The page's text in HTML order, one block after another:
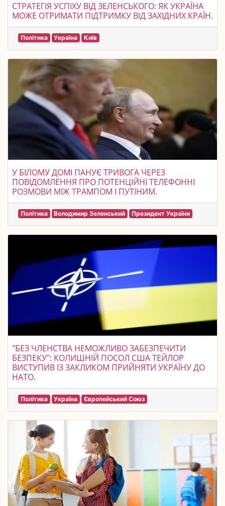
СТРАТЕГІЯ УСПІХУ ВІД ЗЕЛЕНСЬКОГО: ЯК УКРАЇНА
МОЖЕ ОТРИМАТИ ПІДТРИМКУ ВІД ЗАХІДНИХ КРАЇН.
Політика Україна Київ
У БІЛОМУ ДОМІ ПАНУЄ ТРИВОГА ЧЕРЕЗ
ПОВІДОМЛЕННЯ ПРО ПОТЕНЦІЙНІ ТЕЛЕФОННІ
РОЗМОВИ МІЖ ТРАМПОМ І ПУТІНИМ.
Політика Володимир Зеленський Президент України
"БЕЗ ЧЛЕНСТВА НЕМОЖЛИВО ЗАБЕЗПЕЧИТИ
БЕЗПЕКУ": КОЛИШНІЙ ПОСОЛ США ТЕЙЛОР
ВИСТУПИВ ІЗ ЗАКЛИКОМ ПРИЙНЯТИ УКРАЇНУ ДО
НАТО.
Політика Україна Європейський Союз